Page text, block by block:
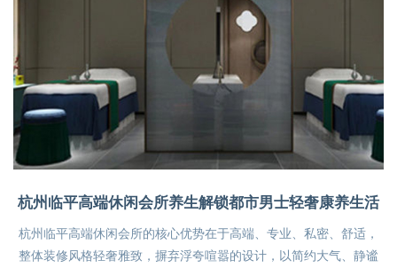
杭州临平高端休闲会所养生解锁都市男士轻奢康养生活
杭州临平高端休闲会所的核心优势在于高端、专业、私密、舒适，
整体装修风格轻奢雅致，摒弃浮夸喧嚣的设计，以简约大气、静谧